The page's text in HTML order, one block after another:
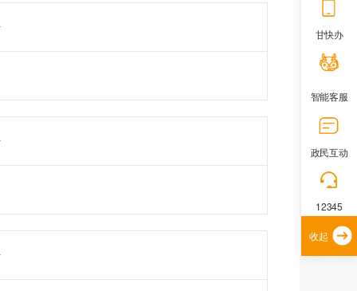
甘快办
智能客服
政民互动
12345
收起